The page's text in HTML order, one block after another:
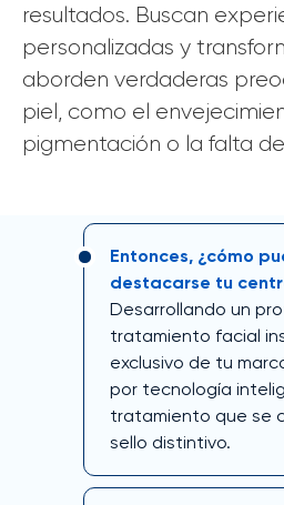
resultados. Buscan
personalizadas y
aborden verdaderas
piel, como el
pigmentación o la falta
Entonces, ¿cómo
destacarse tu
Desarrollando un
tratamiento facial
exclusivo de tu
por tecnología
tratamiento que se
sello distintivo.